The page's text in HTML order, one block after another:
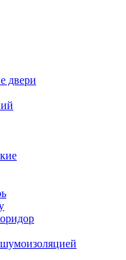
двери
шумоизоляцией